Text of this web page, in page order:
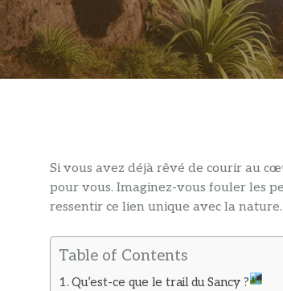
Si vous avez déjà rêvé de courir au
pour vous. Imaginez-vous fouler les
ressentir ce lien unique avec la nature.
Table of Contents
Qu’est-ce que le trail du Sancy ?